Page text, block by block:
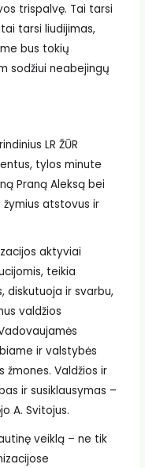
trispalvę. Tai tarsi
tarsi liudijimas,
bus tokių
sodžiui neabejingų
LR ŽŪR
tylos minute
Praną Aleksą bei
atstovus ir
aktyviai
teikia
diskutuoja ir svarbu,
valdžios
ir valstybės
Valdžios ir
ir susiklausymas –
A. Svitojus.
veiklą – ne tik